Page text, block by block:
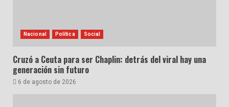
Nacional Política Social
Cruzó a Ceuta para ser Chaplin: detrás del viral hay una
generación sin futuro
6 de agosto de 2026